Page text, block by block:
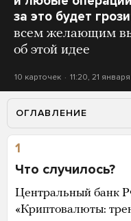
за это будет
всем желающим
об этой идее
10 карточек 11:20, 21
ОГЛАВЛЕНИЕ
1
Что случилось?
Центральный банк
«Криптовалюты: